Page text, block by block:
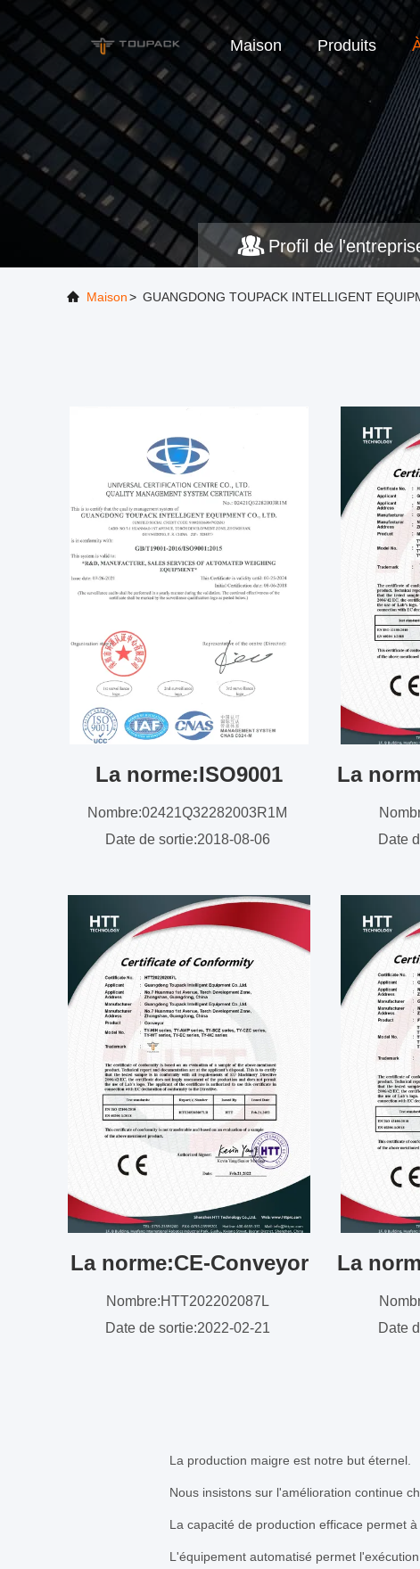
Maison Produits
Profil de
Maison> GUANGDONG TOUPACK INTELLIGENT
La norme:ISO9001
Nombre:02421Q32282003R1M
Date de sortie:2018-08-06
Date
La norme:CE-Conveyor
Nombre:HTT202202087L
Date de sortie:2022-02-21
Date
La production maigre est notre but éternel.
Nous insistons sur l'amélioration continue
La capacité de production efficace permet
L'équipement automatisé permet